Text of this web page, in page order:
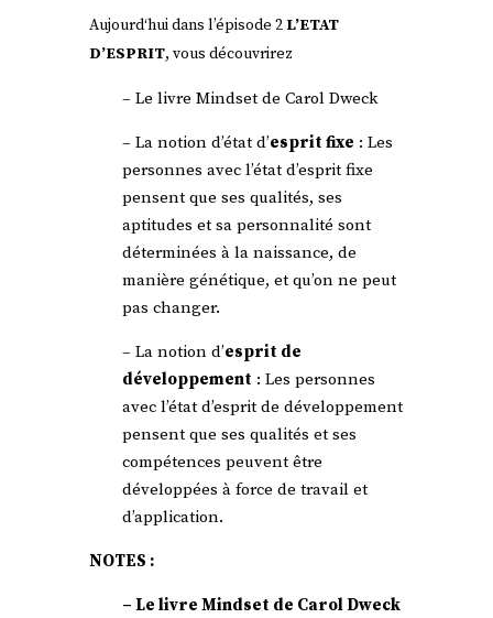
Aujourd‘hui dans l’épisode 2 L’ETAT
D’ESPRIT, vous découvrirez
– Le livre Mindset de Carol Dweck
– La notion d’état d’esprit fixe : Les
personnes avec l’état d’esprit fixe
pensent que ses qualités, ses
aptitudes et sa personnalité sont
déterminées à la naissance, de
manière génétique, et qu’on ne peut
pas changer.
– La notion d’esprit de
développement: Les personnes
avec l’état d’esprit de développement
pensent que ses qualités et ses
compétences peuvent être
développées à force de travail et
d’application.
NOTES :
– Le livre Mindset de Carol Dweck